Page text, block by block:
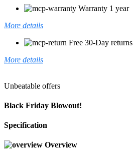
Warranty 1 year
More details
Free 30-Day returns
More details
Unbeatable offers
Black Friday Blowout!
Specification
Overview